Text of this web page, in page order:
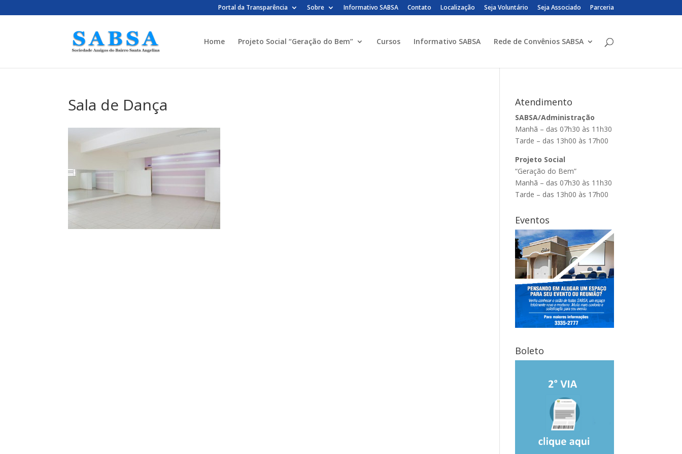
Portal da Transparência Sobre Informativo SABSA Contato Localização Seja Voluntário Seja Associado Parceria
Home Projeto Social “Geração do Bem” Cursos Informativo SABSA Rede de Convênios SABSA
Sala de Dança Atendimento
SABSA/Administração
Manhã – das 07h30 às 11h30
Tarde – das 13h00 às 17h00
Projeto Social
“Geração do Bem”
Manhã – das 07h30 às 11h30
Tarde – das 13h00 às 17h00
Eventos
Boleto